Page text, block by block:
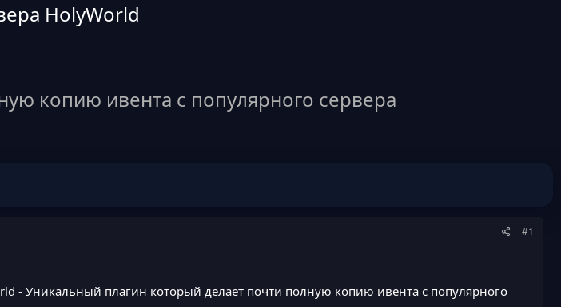
HolyWorld
копию ивента с популярного сервера
#1
- Уникальный плагин который делает почти полную копию ивента с популярного